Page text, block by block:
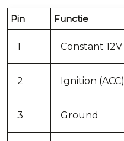
Pin Functie
1 Constant 12V
2 Ignition (ACC)
3 Ground